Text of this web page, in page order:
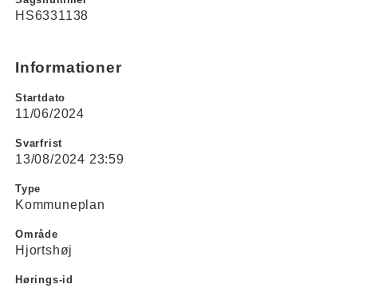
HS6331138
Informationer
Startdato
11/06/2024
Svarfrist
13/08/2024 23:59
Type
Kommuneplan
Område
Hjortshøj
Hørings-id